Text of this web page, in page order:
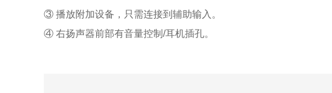
③ 播放附加设备，只需连接到辅助输入。
④ 右扬声器前部有音量控制/耳机插孔。